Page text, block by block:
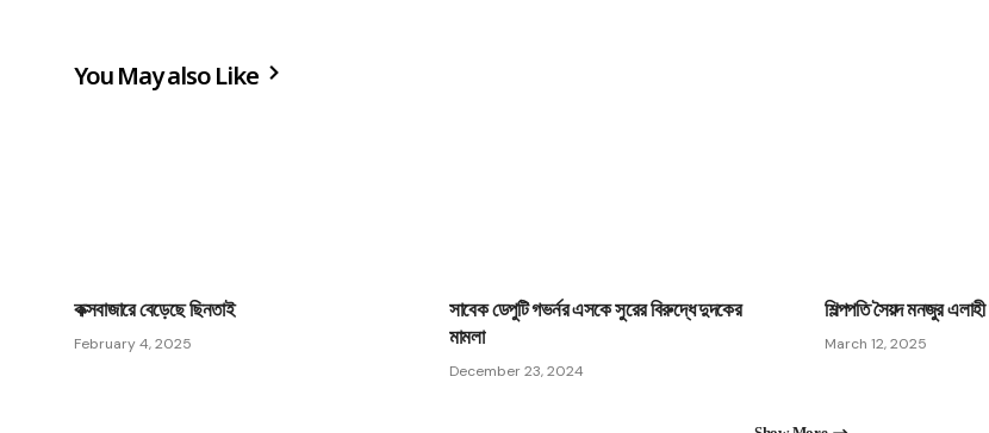
You May also Like
কক্সবাজারে বেড়েছে ছিনতাই
February 4, 2025
সাবেক ডেপুটি গভর্নর এসকে সুরের বিরুদ্ধে দুদকের
মামলা
December 23, 2024
শিল্পপতি সৈয়দ মনজুর এলাহী
March 12, 2025